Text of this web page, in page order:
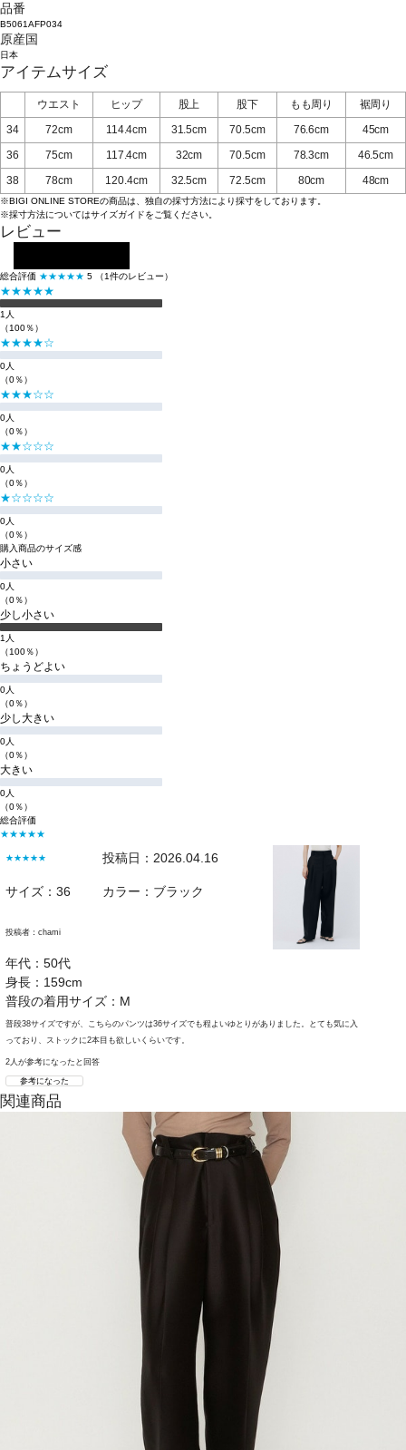
品番
B5061AFP034
原産国
日本
アイテムサイズ
ウエスト ヒップ 股上 股下 もも周り
裾周り
34
72cm 114.4cm 31.5cm 70.5cm 76.6cm
45cm
36
75cm 117.4cm 32cm 70.5cm 78.3cm
46.5cm
38
78cm 120.4cm 32.5cm 72.5cm 80cm 48cm
※BIGI ONLINE STOREの商品は、独自の採寸方法により採寸をしております。
※採寸方法についてはサイズガイドをご覧ください。
レビュー
総合評価 ★★★★★ 5 （1件のレビュー）
★★★★★
1人
（100％）
★★★★☆
0人
（0％）
★★★☆☆
0人
（0％）
★★☆☆☆
0人
（0％）
★☆☆☆☆
0人
（0％）
購入商品のサイズ感
小さい
0人
（0％）
少し小さい
1人
（100％）
ちょうどよい
0人
（0％）
少し大きい
0人
（0％）
大きい
0人
（0％）
総合評価
★★★★★
★★★★★ 投稿日：2026.04.16
サイズ：36 カラー：ブラック
投稿者：chami
年代：50代
身長：159cm
普段の着用サイズ：M
普段38サイズですが、こちらのパンツは36サイズでも程よいゆとりがありました。とても気に入
っており、ストックに2本目も欲しいくらいです。
2人が参考になったと回答
参考になった
関連商品